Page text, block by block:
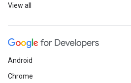
View all
Android
Chrome